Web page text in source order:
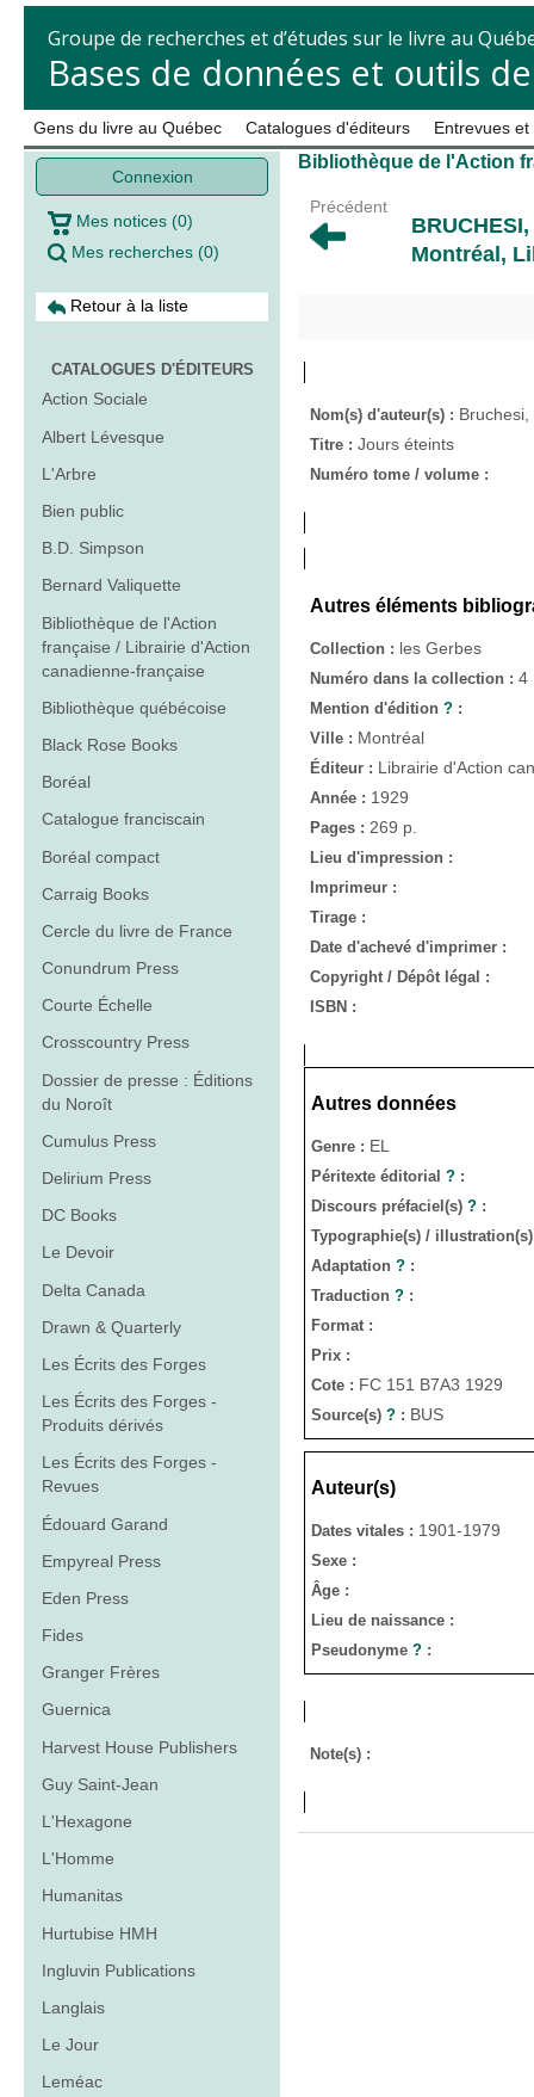
Groupe de recherches et d’études sur le livre au
Bases de données et outils
Gens du livre au Québec Catalogues d'éditeurs Entrevues
Connexion
Mes notices (0)
Mes recherches (0)
Retour à la liste
CATALOGUES D'ÉDITEURS
Action Sociale
Albert Lévesque
L'Arbre
Bien public
B.D. Simpson
Bernard Valiquette
Bibliothèque de l'Action
française / Librairie d'Action
canadienne-française
Bibliothèque québécoise
Black Rose Books
Boréal
Catalogue franciscain
Boréal compact
Carraig Books
Cercle du livre de France
Conundrum Press
Courte Échelle
Crosscountry Press
Dossier de presse : Éditions
du Noroît
Cumulus Press
Delirium Press
DC Books
Le Devoir
Delta Canada
Drawn & Quarterly
Les Écrits des Forges
Les Écrits des Forges -
Produits dérivés
Les Écrits des Forges -
Revues
Édouard Garand
Empyreal Press
Eden Press
Fides
Granger Frères
Guernica
Harvest House Publishers
Guy Saint-Jean
L'Hexagone
L'Homme
Humanitas
Hurtubise HMH
Ingluvin Publications
Langlais
Le Jour
Leméac
Bibliothèque de l'Action
Précédent
Montréal,
Nom(s) d'auteur(s) : Bruchesi,
Titre : Jours éteints
Numéro tome / volume :
Autres éléments
Collection : les Gerbes
Numéro dans la collection : 4
Mention d'édition ? :
Ville : Montréal
Éditeur : Librairie d'Action
Année : 1929
Pages : 269 p.
Lieu d'impression :
Imprimeur :
Tirage :
Date d'achevé d'imprimer :
Copyright / Dépôt légal :
ISBN :
Autres données
Genre : EL
Péritexte éditorial ? :
Discours préfaciel(s) ? :
Typographie(s) /
Adaptation ? :
Traduction ? :
Format :
Prix :
Cote : FC 151 B7A3 1929
Source(s) ? : BUS
Auteur(s)
Dates vitales : 1901-1979
Sexe :
Âge :
Lieu de naissance :
Pseudonyme ? :
Note(s) :